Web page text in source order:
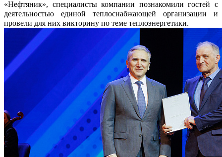
«Нефтяник», специалисты компании познакомили гостей с
деятельностью единой теплоснабжающей организации и
провели для них викторину по теме теплоэнергетики.